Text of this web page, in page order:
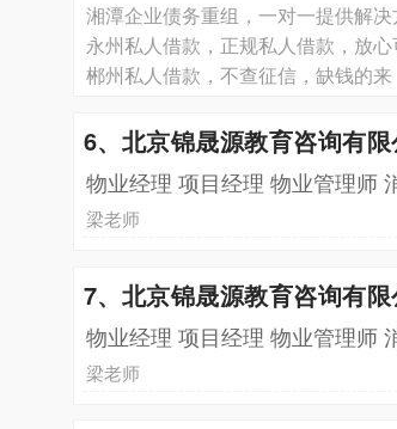
湘潭企业债务重组，一对一提供解决
永州私人借款，正规私人借款，放心
郴州私人借款，不查征信，缺钱的来
6、北京锦晟源教育咨询有限
物业经理 项目经理 物业管理师
梁老师
7、北京锦晟源教育咨询有限
物业经理 项目经理 物业管理师
梁老师